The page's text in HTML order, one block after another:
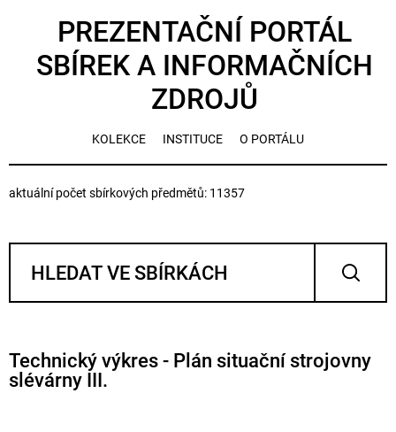
PREZENTAČNÍ PORTÁL
SBÍREK A INFORMAČNÍCH
ZDROJŮ
KOLEKCE INSTITUCE O PORTÁLU
aktuální počet sbírkových předmětů: 11357
Technický výkres - Plán situační strojovny
slévárny III.